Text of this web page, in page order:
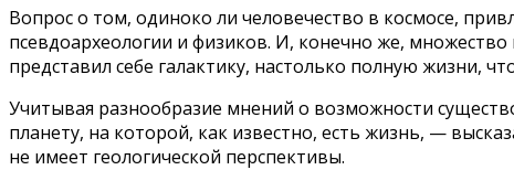
Вопрос о том, одиноко ли человечество в космосе,
псевдоархеологии и физиков. И, конечно же,
представил себе галактику, настолько полную жизни,
Учитывая разнообразие мнений о возможности
планету, на которой, как известно, есть жизнь, —
не имеет геологической перспективы.